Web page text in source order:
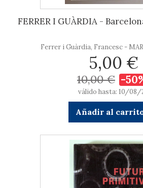
FERRER I GUÀRDIA -
Ferrer i Guàrdia, Francesc -
5,00 €
10,00 € -
válido hasta: 10/08/
Añadir al